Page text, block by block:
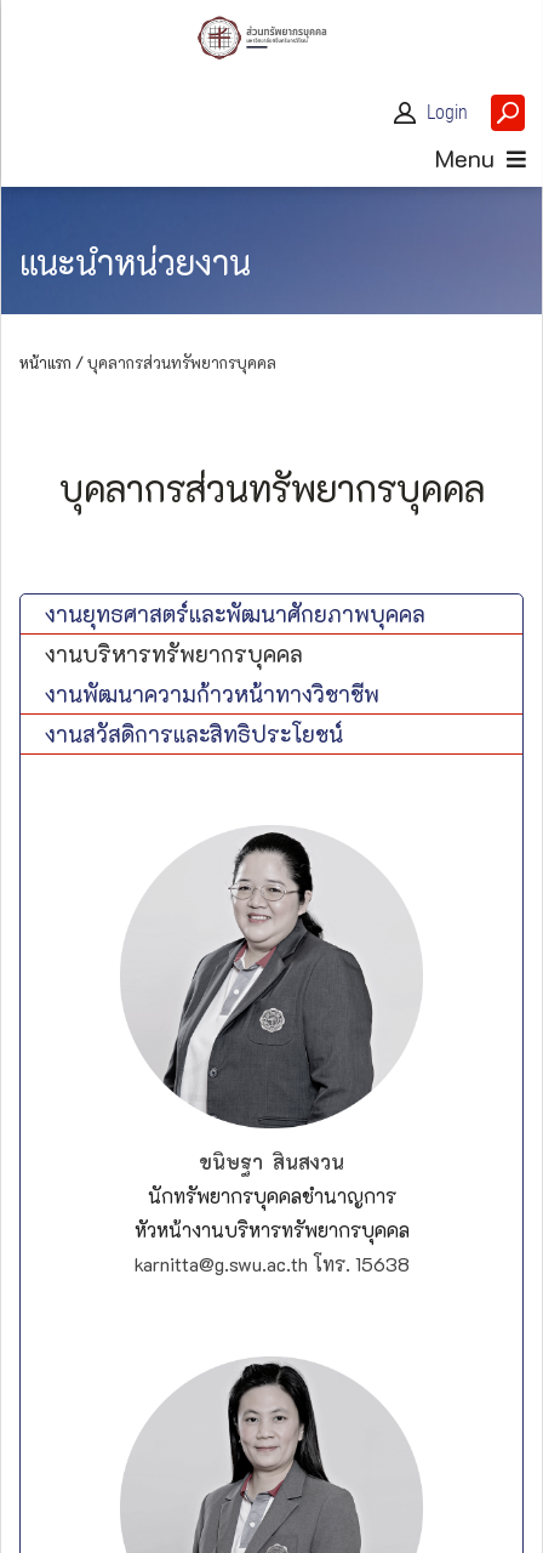
Login
Menu
แนะนำหน่วยงาน
หน้าแรก /บุคลากรส่วนทรัพยากรบุคคล
บุคลากรส่วนทรัพยากรบุคคล
งานยุทธศาสตร์และพัฒนาศักยภาพบุคคล
งานบริหารทรัพยากรบุคคล
งานพัฒนาความก้าวหน้าทางวิชาชีพ
งานสวัสดิการและสิทธิประโยชน์
ขนิษฐา สินสงวน
นักทรัพยากรบุคคลชำนาญการ
หัวหน้างานบริหารทรัพยากรบุคคล
karnitta@g.swu.ac.th โทร. 15638